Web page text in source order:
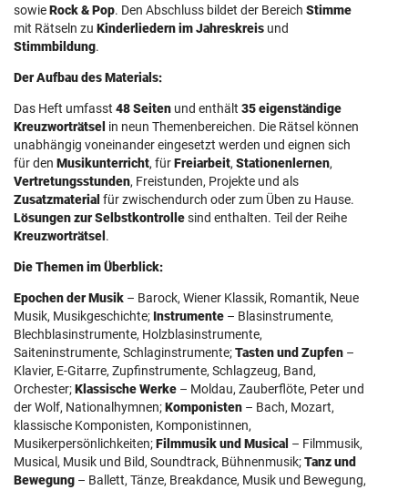
sowieRock & Pop. Den Abschluss bildet der Bereich Stimme
mit Rätseln zu Kinderliedern im Jahreskreis und
Stimmbildung.
Der Aufbau des Materials:
Das Heft umfasst 48 Seiten und enthält 35 eigenständige
Kreuzworträtsel in neun Themenbereichen. Die Rätsel können
unabhängig voneinander eingesetzt werden und eignen sich
für den Musikunterricht, fürFreiarbeit, Stationenlernen,
Vertretungsstunden, Freistunden, Projekte und als
Zusatzmaterial für zwischendurch oder zum Üben zu Hause.
Lösungen zur Selbstkontrollesind enthalten. Teil der Reihe
Kreuzworträtsel .
Die Themen im Überblick:
Epochen der Musik – Barock, Wiener Klassik, Romantik, Neue
Musik, Musikgeschichte; Instrumente – Blasinstrumente,
Blechblasinstrumente, Holzblasinstrumente,
Saiteninstrumente, Schlaginstrumente;Tasten und Zupfen –
Klavier, E-Gitarre, Zupfinstrumente, Schlagzeug, Band,
Orchester;Klassische Werke – Moldau, Zauberflöte, Peter und
der Wolf, Nationalhymnen;Komponisten – Bach, Mozart,
klassische Komponisten, Komponistinnen,
Musikerpersönlichkeiten;Filmmusik und Musical – Filmmusik,
Musical, Musik und Bild, Soundtrack, Bühnenmusik;Tanz und
Bewegung – Ballett, Tänze, Breakdance, Musik und Bewegung,